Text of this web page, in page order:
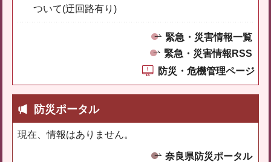
ついて(迂回路有り)
緊急・災害情報一覧
緊急・災害情報RSS
防災・危機管理ページ
防災ポータル
現在、情報はありません。
奈良県防災ポータル